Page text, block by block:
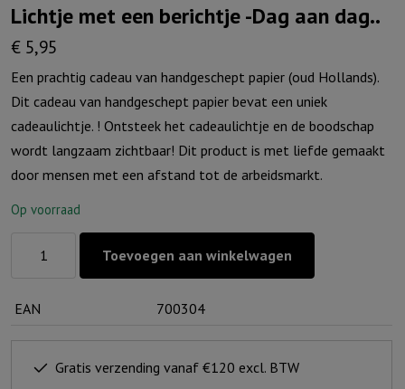
Lichtje met een berichtje -Dag aan dag..
€ 5,95
Een prachtig cadeau van handgeschept papier (oud Hollands).
Dit cadeau van handgeschept papier bevat een uniek
cadeaulichtje. ! Ontsteek het cadeaulichtje en de boodschap
wordt langzaam zichtbaar! Dit product is met liefde gemaakt
door mensen met een afstand tot de arbeidsmarkt.
Op voorraad
berichtje
-
Toevoegen aan winkelwagen
EAN 700304
Gratis verzending vanaf €120 excl. BTW